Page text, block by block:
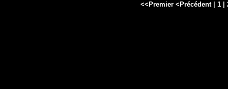
<<Premier <Précédent 1